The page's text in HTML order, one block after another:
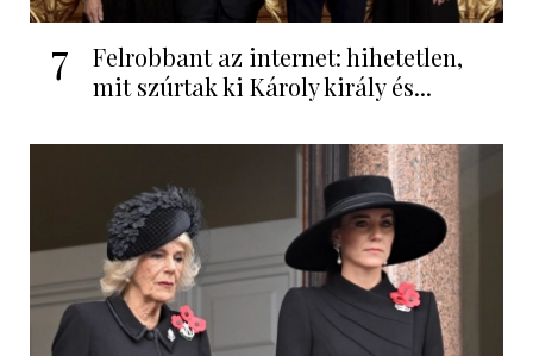
7
Felrobbant az internet: hihetetlen,
mit szúrtak ki Károly király és...